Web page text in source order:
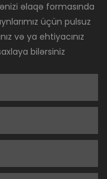
əlaqə formasında
üçün pulsuz
və ya ehtiyacınız
bilərsiniz